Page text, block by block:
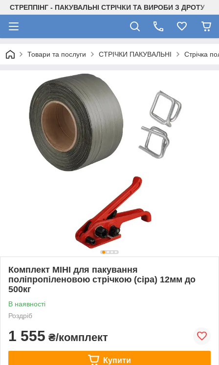
СТРЕППІНГ - ПАКУВАЛЬНІ СТРІЧКИ ТА ВИРОБИ З ДРОТУ
Товари та послуги СТРІЧКИ ПАКУВАЛЬНІ Стрічка
Комплект МІНІ для пакування
поліпропіленовою стрічкою (сіра) 12мм до
500кг
В наявності
Роздріб
1 555 ₴/комплект
Купити